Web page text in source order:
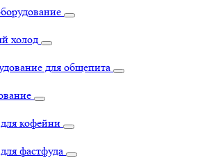
холод
для общепита
кофейни
фастфуда